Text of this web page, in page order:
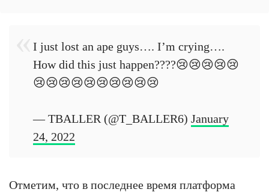
I just lost an ape guys…. I’m crying….
How did this just happen????😢😢😢😢😢
😢😢😢😢😢😢😢😢😢😢
— TBALLER (@T_BALLER6) January
24, 2022
Отметим, что в последнее время платформа